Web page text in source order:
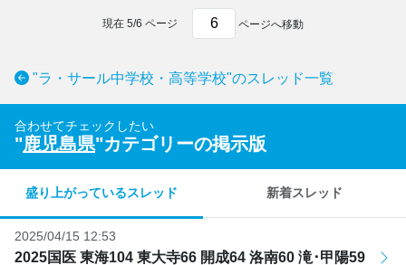
現在 5/6 ページ ページへ移動
"ラ・サール中学校・高等学校"のスレッド一覧
合わせてチェックしたい
"鹿児島県"カテゴリーの掲示版
盛り上がっているスレッド 新着スレッド
2025/04/15 12:53
2025国医 東海104 東大寺66 開成64 洛南60 滝･甲陽59